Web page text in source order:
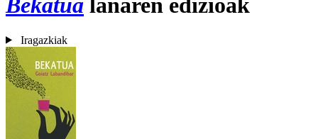
Bekatua lanaren edizioak
Iragazkiak